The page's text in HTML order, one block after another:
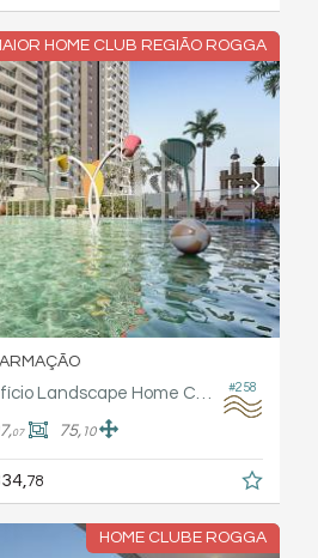
HOME CLUB REGIÃO ROGGA
#258
07 75, 10
78
HOME CLUBE ROGGA